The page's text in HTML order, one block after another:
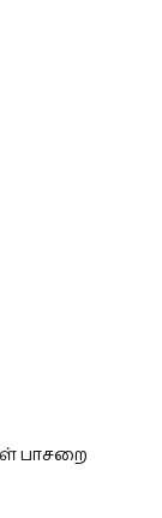
பாசறை